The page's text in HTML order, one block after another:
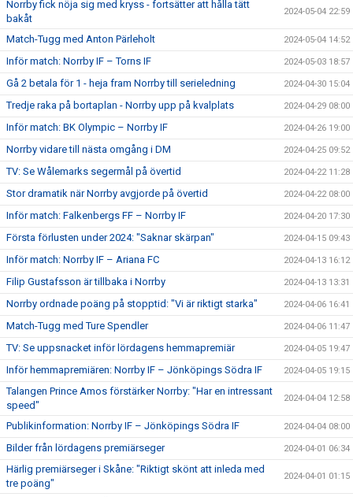
Norrby fick nöja sig med kryss - fortsätter att hålla tätt
bakåt
2024-05-04 22:59
Match-Tugg med Anton Pärleholt 2024-05-04 14:52
Inför match: Norrby IF – Torns IF 2024-05-03 18:57
Gå 2 betala för 1 - heja fram Norrby till serieledning 2024-04-30 15:04
Tredje raka på bortaplan - Norrby upp på kvalplats 2024-04-29 08:00
Inför match: BK Olympic – Norrby IF 2024-04-26 19:00
Norrby vidare till nästa omgång i DM 2024-04-25 09:52
TV: Se Wålemarks segermål på övertid 2024-04-22 11:28
Stor dramatik när Norrby avgjorde på övertid 2024-04-22 08:00
Inför match: Falkenbergs FF – Norrby IF 2024-04-20 17:30
Första förlusten under 2024: "Saknar skärpan" 2024-04-15 09:43
Inför match: Norrby IF – Ariana FC 2024-04-13 16:12
Filip Gustafsson är tillbaka i Norrby 2024-04-13 13:31
Norrby ordnade poäng på stopptid: "Vi är riktigt starka" 2024-04-06 16:41
Match-Tugg med Ture Spendler 2024-04-06 11:47
TV: Se uppsnacket inför lördagens hemmapremiär 2024-04-05 19:47
Inför hemmapremiären: Norrby IF – Jönköpings Södra IF 2024-04-05 19:15
Talangen Prince Amos förstärker Norrby: "Har en intressant
speed"
2024-04-04 12:58
Publikinformation: Norrby IF – Jönköpings Södra IF 2024-04-04 08:00
Bilder från lördagens premiärseger 2024-04-01 06:34
Härlig premiärseger i Skåne: "Riktigt skönt att inleda med
tre poäng"
2024-04-01 01:15